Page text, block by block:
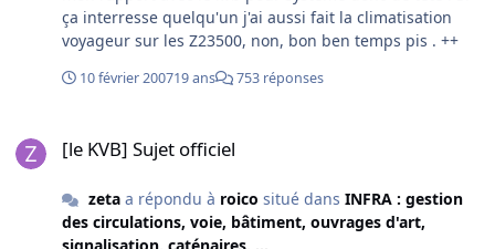
la? où?? 16-Ton film préféré? La Liste de Shinler 17-La
derniére fois que tu as pété un cable? vendredi 18-
pas qu'on laisse tout en bordel après avoir utilisé des
chasseur sachant chasser sait chasser sans son chien"?
La derniére fois que tu as été aux toilettes? ce matin 23-
Ce que tu as mangé hier soir? fromage blanc 24-Tu as
ça interresse quelqu'un j'ai aussi fait la climatisation
voyageur sur les Z23500, non, bon ben temps pis . ++
10 février 200719 ans 753 réponses
[le KVB] Sujet officiel
zetaa répondu à roico situé dans INFRA : gestion
des circulations, voie, bâtiment, ouvrages d'art,